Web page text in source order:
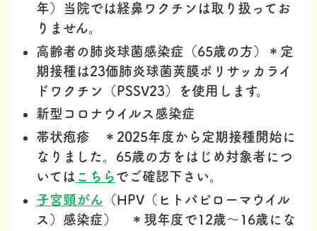
年）当院では経鼻ワクチンは取り扱ってお
りません。
高齢者の肺炎球菌感染症（65歳の方）＊定
期接種は23価肺炎球菌莢膜ポリサッカライ
ドワクチン（PSSV23）を使用します。
新型コロナウイルス感染症
帯状疱疹 ＊2025年度から定期接種開始に
なりました。65歳の方をはじめ対象者につ
いては こちら でご確認下さい。
子宮頸がん （HPV（ヒトパピローマウイル
ス）感染症） ＊現年度で12歳～16歳にな